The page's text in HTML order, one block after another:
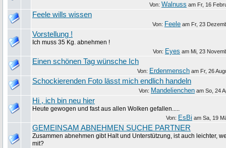
Von: Walnuss am Fr, 16
Feele wills wissen
Von: Feele am Fr, 23
Vorstellung !
Ich muss 35 Kg. abnehmen !
Von: Eyes am Mi, 23
Einen schönen Tag wünsche Ich
Von: Erdenmensch am Fr, 26
Schockierenden Foto lässt mich endlich handeln
Von: Mandelienchen am So, 24
Hi , ich bin neu hier
Heute gewogen und fast aus allen Wolken gefallen.....
Von: EsBi am Sa, 19
GEMEINSAM ABNEHMEN SUCHE PARTNER
Zusammen abnehmen gibt Halt und Unterstützung, ist auch leichter,
mit?